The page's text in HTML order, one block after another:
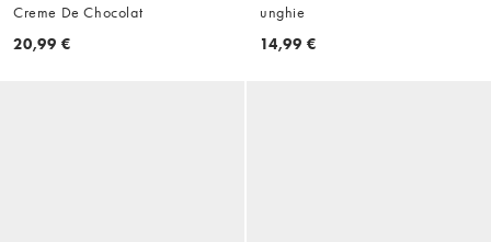
Creme De Chocolat
20,99 €
unghie
14,99 €